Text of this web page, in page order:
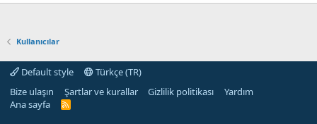
Kullanıcılar
Default style
Türkçe (TR)
Bize ulaşın
Şartlar ve kurallar Gizlilik politikası
Yardım
Ana sayfa
R